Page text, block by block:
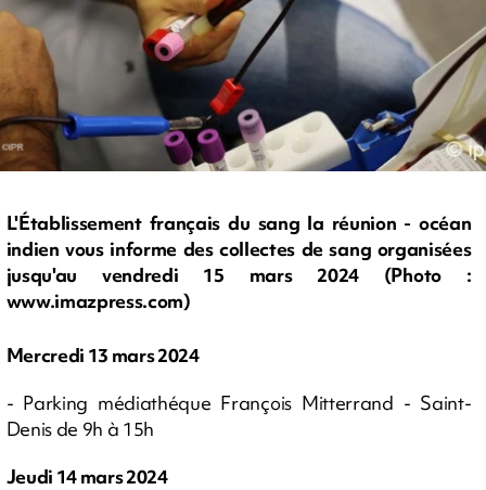
L'Établissement français du sang la réunion - océan
indien vous informe des collectes de sang organisées
jusqu'au vendredi 15 mars 2024 (Photo :
www.imazpress.com)
Mercredi 13 mars 2024
- Parking médiathéque François Mitterrand - Saint-
Denis de 9h à 15h
Jeudi 14 mars 2024